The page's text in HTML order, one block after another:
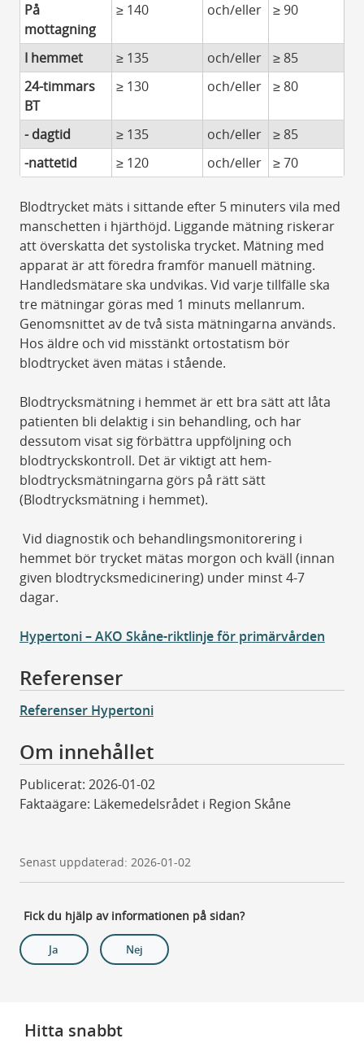
På
mottagning
≥ 140 och/eller ≥ 90
I hemmet ≥ 135 och/eller
≥ 85
24-timmars
BT
≥ 130 och/eller ≥ 80
- dagtid ≥ 135 och/eller
≥ 85
-nattetid
≥ 120 och/eller ≥ 70
Blodtrycket mäts i sittande efter 5 minuters vila med
manschetten i hjärthöjd. Liggande mätning riskerar
att överskatta det systoliska trycket. Mätning med
apparat är att föredra framför manuell mätning.
Handledsmätare ska undvikas. Vid varje tillfälle ska
tre mätningar göras med 1 minuts mellanrum.
Genomsnittet av de två sista mätningarna används.
Hos äldre och vid misstänkt ortostatism bör
blodtrycket även mätas i stående.
Blodtrycksmätning i hemmet är ett bra sätt att låta
patienten bli delaktig i sin behandling, och har
dessutom visat sig förbättra uppföljning och
blodtryckskontroll. Det är viktigt att hem-
blodtrycksmätningarna görs på rätt sätt
(Blodtrycksmätning i hemmet).
Vid diagnostik och behandlingsmonitorering i
hemmet bör trycket mätas morgon och kväll (innan
given blodtrycksmedicinering) under minst 4-7
dagar.
Hypertoni – AKO Skåne-riktlinje för primärvården
Referenser
Referenser Hypertoni
Om innehållet
Publicerat: 2026-01-02
Faktaägare: Läkemedelsrådet i Region Skåne
Senast uppdaterad: 2026-01-02
Fick du hjälp av informationen på sidan?
Ja Nej
Hitta snabbt